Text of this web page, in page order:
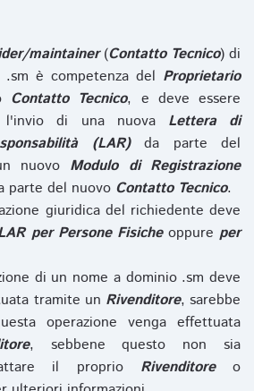
maintainer(Contatto Tecnico) di
è competenza del Proprietario
Contatto Tecnico, e deve essere
l'invio di una nuova Lettera di
(LAR)da parte del
nuovo Modulo di Registrazione
parte del nuovo Contatto Tecnico.
giuridica del richiedente deve
per Persone Fisicheoppure per
di un nome a dominio .sm deve
tramite un Rivenditore, sarebbe
operazione venga effettuata
, sebbene questo non sia
il proprio Rivenditoreo